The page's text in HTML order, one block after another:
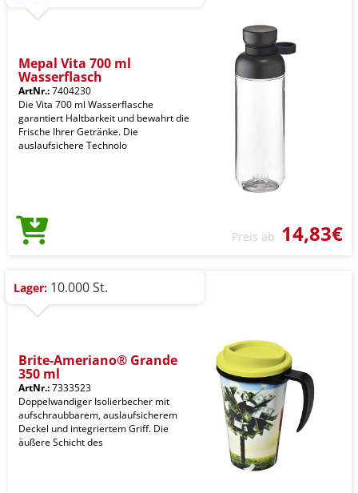
Mepal Vita 700 ml
Wasserflasch
ArtNr.:7404230
Die Vita 700 ml Wasserflasche
garantiert Haltbarkeit und bewahrt die
Frische Ihrer Getränke. Die
auslaufsichere Technolo
Preis ab 14,83€
Lager: 10.000 St.
Brite-Ameriano® Grande
350 ml
ArtNr.:7333523
Doppelwandiger Isolierbecher mit
aufschraubbarem, auslaufsicherem
Deckel und integriertem Griff. Die
äußere Schicht des